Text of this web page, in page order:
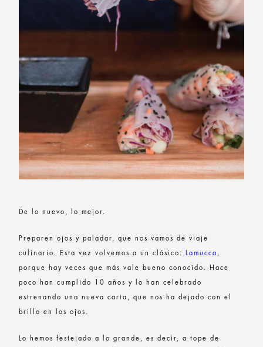
De lo nuevo, lo mejor.
Preparen ojos y paladar, que nos vamos de viaje
culinario. Esta vez volvemos a un clásico: Lamucca ,
porque hay veces que más vale bueno conocido. Hace
poco han cumplido 10 años y lo han celebrado
estrenando una nueva carta, que nos ha dejado con el
brillo en los ojos.
Lo hemos festejado a lo grande, es decir, a tope de